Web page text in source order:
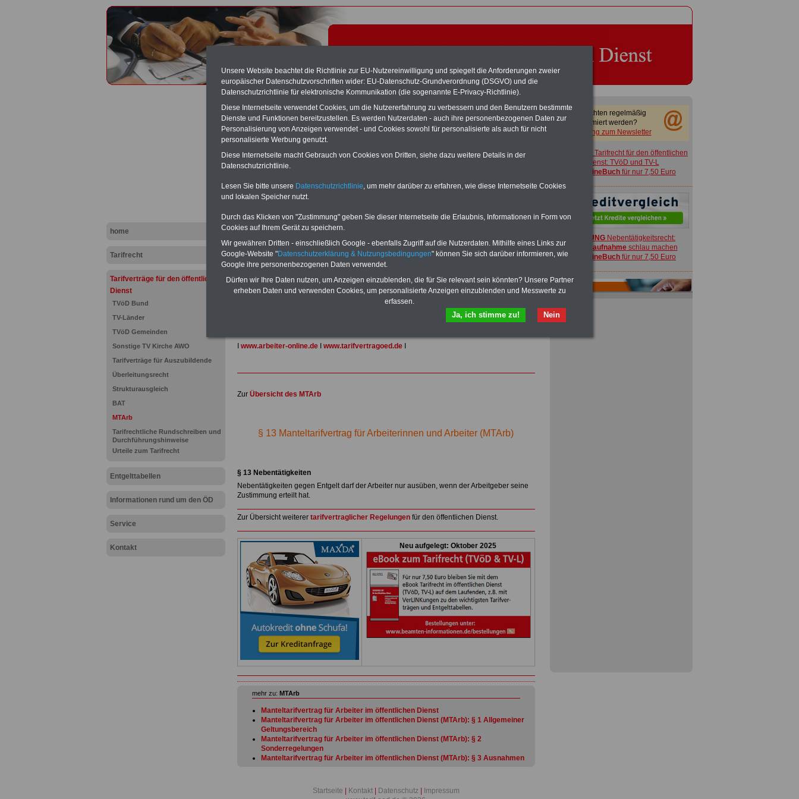
home
Tarifrecht
Tarifverträge für den öffentlichen
Dienst
TVöD Bund
TV-Länder
TVöD Gemeinden
Sonstige TV Kirche AWO
Tarifverträge für Auszubildende
Überleitungsrecht
Strukturausgleich
BAT
MTArb
Tarifrechtliche Rundschreiben und
Durchführungshinweise
Urteile zum Tarifrecht
Entgelttabellen
Informationen rund um den ÖD
Service
Kontakt
Manteltarifvertrag für Arbeiter im öffentlichen Dienst (MTArb): § 13
Nebentätigkeiten
PDF-SERVICE "Beamtinnen und Beamte/Öffentlicher Dienst": Für nur 15 Euro
(inkl. MwSt.) bei einer Laufzeit von 12 Monaten können Sie mehr als zehn Bücher
herunterladen, lesen und/oder ausdrucken. Der PDF-SERVICE bietet z.B. das
komfortable eBook zum Tarifrecht für den öffentlichen Dienst (mit TVöD bzw.
können aus dem eBook mit einer VerLINKung direkt zur weiterführenden
Website gelangen.Daneben finden Sie mehrere OnlineBücher bzw. weitere eBooks:
Wissenswertes für Beamtinnen und Beamte mit der Besoldung, Beihilferecht in Bund
und Ländern, Beamtenversorgungs-recht in Bund und Ländern, Nebentätig-keitsrecht
für Beamte und Arbeitnehmer). Daneben bieten wir ausgewählte Links, z.B.
Nebenjob, Musterformular für den Teilzeitantrag usw.>>>hier zur Anmeldung
Hier den schufafreien Kredit der Sigma Kreditbank beantragen!
www.arbeiter-online.deI www.tarifvertragoed.deI
Zur Übersicht des MTArb
§ 13 Manteltarifvertrag für Arbeiterinnen und Arbeiter (MTArb)
§ 13 Nebentätigkeiten
Nebentätigkeiten gegen Entgelt darf der Arbeiter nur ausüben, wenn der Arbeitgeber seine
Zustimmung erteilt hat.
Zur Übersicht weiterer tarifvertraglicher Regelungenfür den öffentlichen Dienst.
Neu aufgelegt: Oktober 2025
mehr zu: MTArb
Manteltarifvertrag für Arbeiter im öffentlichen Dienst
Manteltarifvertrag für Arbeiter im öffentlichen Dienst (MTArb): § 1 Allgemeiner
Geltungsbereich
Manteltarifvertrag für Arbeiter im öffentlichen Dienst (MTArb): § 2
Sonderregelungen
Manteltarifvertrag für Arbeiter im öffentlichen Dienst (MTArb): § 3 Ausnahmen
Manteltarifvertrag für Arbeiter im öffentlichen Dienst (MTArb): § 5 Probezeit
Startseite Kontakt Datenschutz
Impressum
Sie möchten regelmäßig
informiert werden?
Anmeldung zum Newsletter
Tarifrecht für den öffentlichen
Dienst: TVöD und TV-L
OnlineBuch für nur 7,50 Euro
ACHTUNG Nebentätigkeitsrecht:
vor Jobaufnahmeschlau machen
OnlineBuch für nur 7,50 Euro
ACHTUNGTarifrecht für den öffentlichen
Unsere Website beachtet die Richtlinie zur EU-Nutzereinwilligung und spiegelt die Anforderungen zweier
europäischer Datenschutzvorschriften wider: EU-Datenschutz-Grundverordnung (DSGVO) und die
Datenschutzrichtlinie für elektronische Kommunikation (die sogenannte E-Privacy-Richtlinie).
Diese Internetseite verwendet Cookies, um die Nutzererfahrung zu verbessern und den Benutzern bestimmte
Dienste und Funktionen bereitzustellen. Es werden Nutzerdaten - auch ihre personenbezogenen Daten zur
Personalisierung von Anzeigen verwendet - und Cookies sowohl für personalisierte als auch für nicht
personalisierte Werbung genutzt.
Diese Internetseite macht Gebrauch von Cookies von Dritten, siehe dazu weitere Details in der
Datenschutzrichtlinie.
Lesen Sie bitte unsere Datenschutzrichtlinie, um mehr darüber zu erfahren, wie diese Internetseite Cookies
und lokalen Speicher nutzt.
Durch das Klicken von "Zustimmung" geben Sie dieser Internetseite die Erlaubnis, Informationen in Form von
Cookies auf Ihrem Gerät zu speichern.
Wir gewähren Dritten - einschließlich Google - ebenfalls Zugriff auf die Nutzerdaten. Mithilfe eines Links zur
Google-Website "Datenschutzerklärung & Nutzungsbedingungen" können Sie sich darüber informieren, wie
Google ihre personenbezogenen Daten verwendet.
Dürfen wir Ihre Daten nutzen, um Anzeigen einzublenden, die für Sie relevant sein könnten? Unsere Partner
erheben Daten und verwenden Cookies, um personalisierte Anzeigen einzublenden und Messwerte zu
erfassen.
Nein
Ja, ich stimme zu!